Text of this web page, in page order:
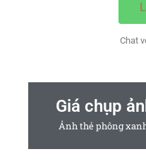
Chat
Giá chụp
Ảnh thẻ phông